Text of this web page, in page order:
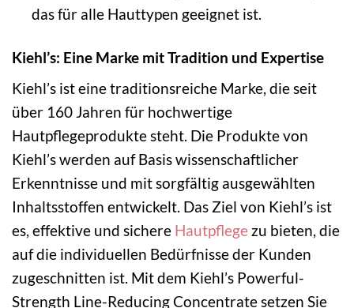
das für alle Hauttypen geeignet ist.
Kiehl’s: Eine Marke mit Tradition und Expertise
Kiehl’s ist eine traditionsreiche Marke, die seit
über 160 Jahren für hochwertige
Hautpflegeprodukte steht. Die Produkte von
Kiehl’s werden auf Basis wissenschaftlicher
Erkenntnisse und mit sorgfältig ausgewählten
Inhaltsstoffen entwickelt. Das Ziel von Kiehl’s ist
es, effektive und sichere Hautpflege zu bieten, die
auf die individuellen Bedürfnisse der Kunden
zugeschnitten ist. Mit dem Kiehl’s Powerful-
Strength Line-Reducing Concentrate setzen Sie